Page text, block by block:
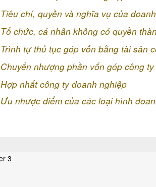
Tiêu chí, quyền và nghĩa vụ của
Tổ chức, cá nhân không có quyền
Trình tự thủ tục góp vốn bằng tài sản
Chuyển nhượng phần vốn góp công
Hợp nhất công ty doanh nghiệp
Ưu nhược điểm của các loại hình